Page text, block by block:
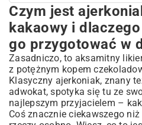
Czym jest ajerkoniak kakaowy
dlaczego warto go
domu?
Krótka historia i popularność
kakaowego
Klasyczny przepis na
kakaowy – krok po kroku do
doskonałości
Niezbędne składniki do
idealnego ajerkoniaku
Czym jest
kakaowy i
go przygotować w
Zasadniczo, to aksamitny
z potężnym kopem
Klasyczny ajerkoniak, znany
adwokat, spotyka się tu ze
najlepszym przyjacielem –
Coś znacznie ciekawszego niż